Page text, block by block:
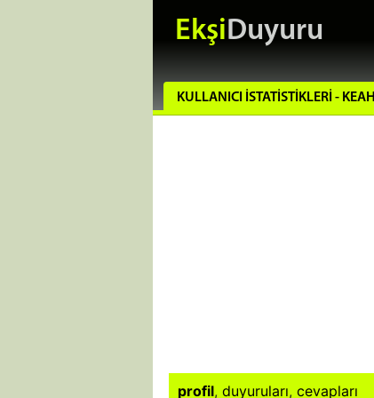
EkşiDuyuru
KULLANICI İSTATISTIKLERI - KEAH
profil, duyuruları, cevapları